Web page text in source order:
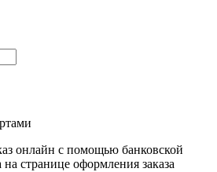
онлайн с помощью банковской
странице оформления заказа